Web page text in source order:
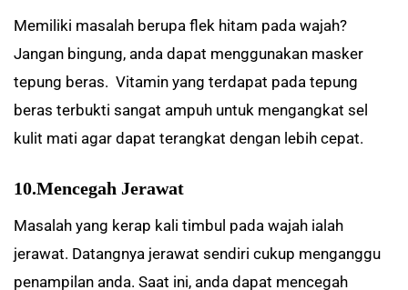
Memiliki masalah berupa flek hitam pada wajah?
Jangan bingung, anda dapat menggunakan masker
tepung beras. Vitamin yang terdapat pada tepung
beras terbukti sangat ampuh untuk mengangkat sel
kulit mati agar dapat terangkat dengan lebih cepat.
10.Mencegah Jerawat
Masalah yang kerap kali timbul pada wajah ialah
jerawat. Datangnya jerawat sendiri cukup menganggu
penampilan anda. Saat ini, anda dapat mencegah